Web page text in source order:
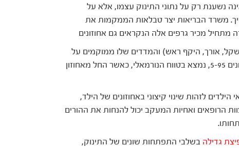
נשענת רק על נתוני התינוק עצמו, אלא על
משרד הבריאות יצר טבלאות הממקמות את
מתחיל מכיר גרפים אלה הנקראים גם אחוזונים
אורך, היקף ראש) והמדדים שלו ממוקמים על
גבי גרף הגדילה. כעיקרון כל מי שנמצא בין האחוזונים 5-95, נמצא בטווח הנורמאלי, כאשר החל מאחוזון
לזהות שינוי קיצוני באחוזונים של הילד,
הרופאים ואחיות המעקב יכול להנחות את ההורים
גדילה בשלבי התפתחות שונים של התינוק,